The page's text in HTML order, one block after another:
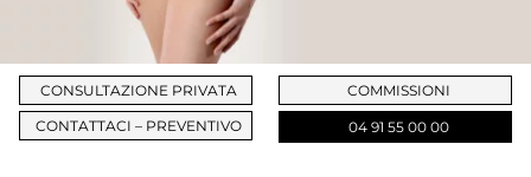
CONSULTAZIONE PRIVATA
CONTATTACI – PREVENTIVO
COMMISSIONI
04 91 55 00 00